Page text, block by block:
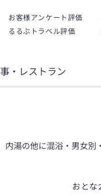
お客様アンケート評価
るるぶトラベル評価
・レストラン
内湯の他に混浴・男女別
おとな